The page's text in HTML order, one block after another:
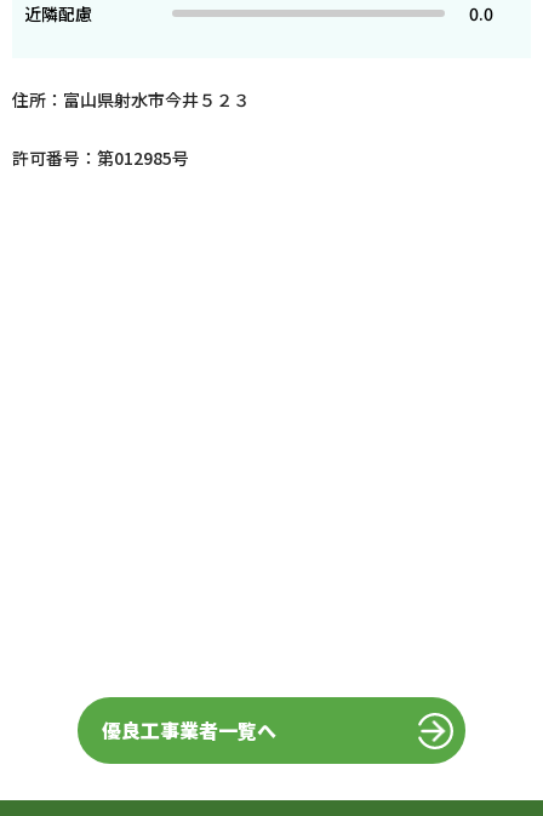
近隣配慮
0.0
住所：富山県射水市今井５２３
許可番号：第012985号
優良工事業者一覧へ